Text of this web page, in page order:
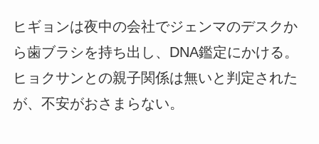
ヒギョンは夜中の会社でジェンマのデスクか
ら歯ブラシを持ち出し、DNA鑑定にかける。
ヒョクサンとの親子関係は無いと判定された
が、不安がおさまらない。